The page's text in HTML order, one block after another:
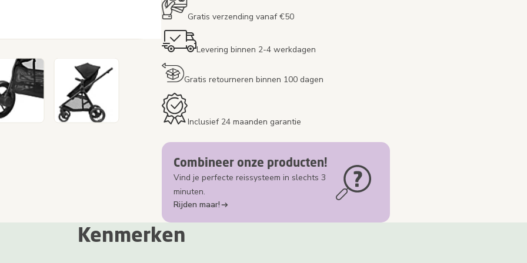
Gratis verzending vanaf €50
Levering binnen 2-4 werkdagen
Gratis retourneren binnen 100 dagen
Inclusief 24 maanden garantie
Combineer onze producten!
Vind je perfecte reissysteem in slechts 3
minuten.
Rijden maar!
Kenmerken